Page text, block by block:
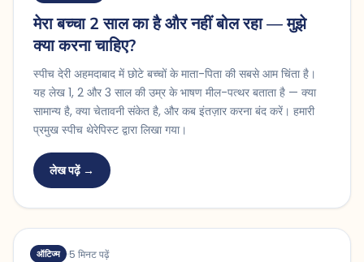
मेरा बच्चा 2 साल का है और नहीं बोल रहा — मुझे
क्या करना चाहिए?
स्पीच देरी अहमदाबाद में छोटे बच्चों के माता-पिता की सबसे आम चिंता है।
यह लेख 1, 2 और 3 साल की उम्र के भाषण मील-पत्थर बताता है — क्या
सामान्य है, क्या चेतावनी संकेत है, और कब इंतज़ार करना बंद करें। हमारी
प्रमुख स्पीच थेरेपिस्ट द्वारा लिखा गया।
लेख पढ़ें →
ऑटिज्म 5 मिनट पढ़ें